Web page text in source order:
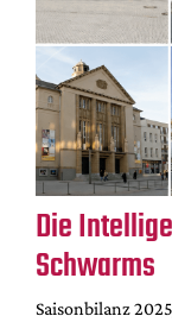
Die
Schwarms
Saisonbilanz